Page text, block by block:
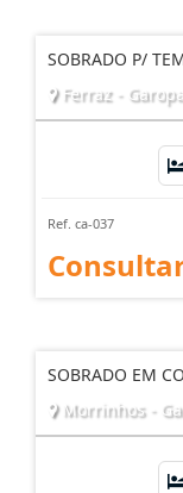
SOBRADO P/
Ferraz -
Ref. ca-037
SOBRADO EM
Morrinhos -